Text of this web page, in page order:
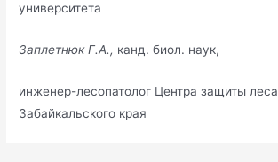
университета
Заплетнюк Г.А., канд. биол. наук,
инженер-лесопатолог Центра защиты леса
Забайкальского края